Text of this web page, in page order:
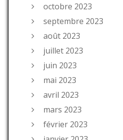
octobre 2023
septembre 2023
août 2023
juillet 2023
juin 2023
mai 2023
avril 2023
mars 2023
février 2023